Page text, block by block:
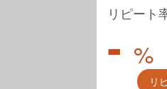
リピート
- %
リ